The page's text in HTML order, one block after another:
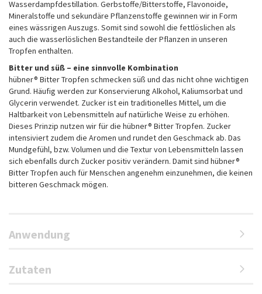
Wasserdampfdestillation. Gerbstoffe/Bitterstoffe, Flavonoide,
Mineralstoffe und sekundäre Pflanzenstoffe gewinnen wir in Form
eines wässrigen Auszugs. Somit sind sowohl die fettlöslichen als
auch die wasserlöslichen Bestandteile der Pflanzen in unseren
Tropfen enthalten.
Bitter und süß – eine sinnvolle Kombination
hübner® Bitter Tropfen schmecken süß und das nicht ohne wichtigen
Grund. Häufig werden zur Konservierung Alkohol, Kaliumsorbat und
Glycerin verwendet. Zucker ist ein traditionelles Mittel, um die
Haltbarkeit von Lebensmitteln auf natürliche Weise zu erhöhen.
Dieses Prinzip nutzen wir für die hübner® Bitter Tropfen. Zucker
intensiviert zudem die Aromen und rundet den Geschmack ab. Das
Mundgefühl, bzw. Volumen und die Textur von Lebensmitteln lassen
sich ebenfalls durch Zucker positiv verändern. Damit sind hübner®
Bitter Tropfen auch für Menschen angenehm einzunehmen, die keinen
bitteren Geschmack mögen.
Anwendung
Zutaten